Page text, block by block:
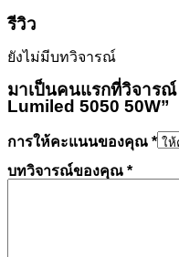
รีวิว
ยังไม่มีบทวิจารณ์
มาเป็นคนแรกที่วิจาร
Lumiled 5050 50W”
การให้คะแนนของคุณ *
บทวิจารณ์ของคุณ *